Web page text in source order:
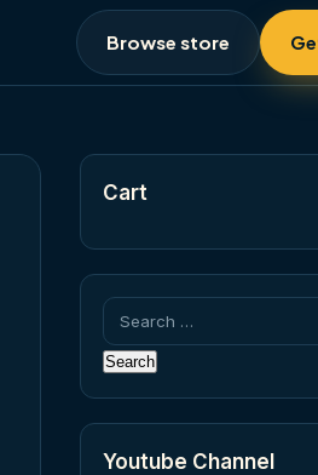
Browse store
Cart
Search
for:
Youtube Channel